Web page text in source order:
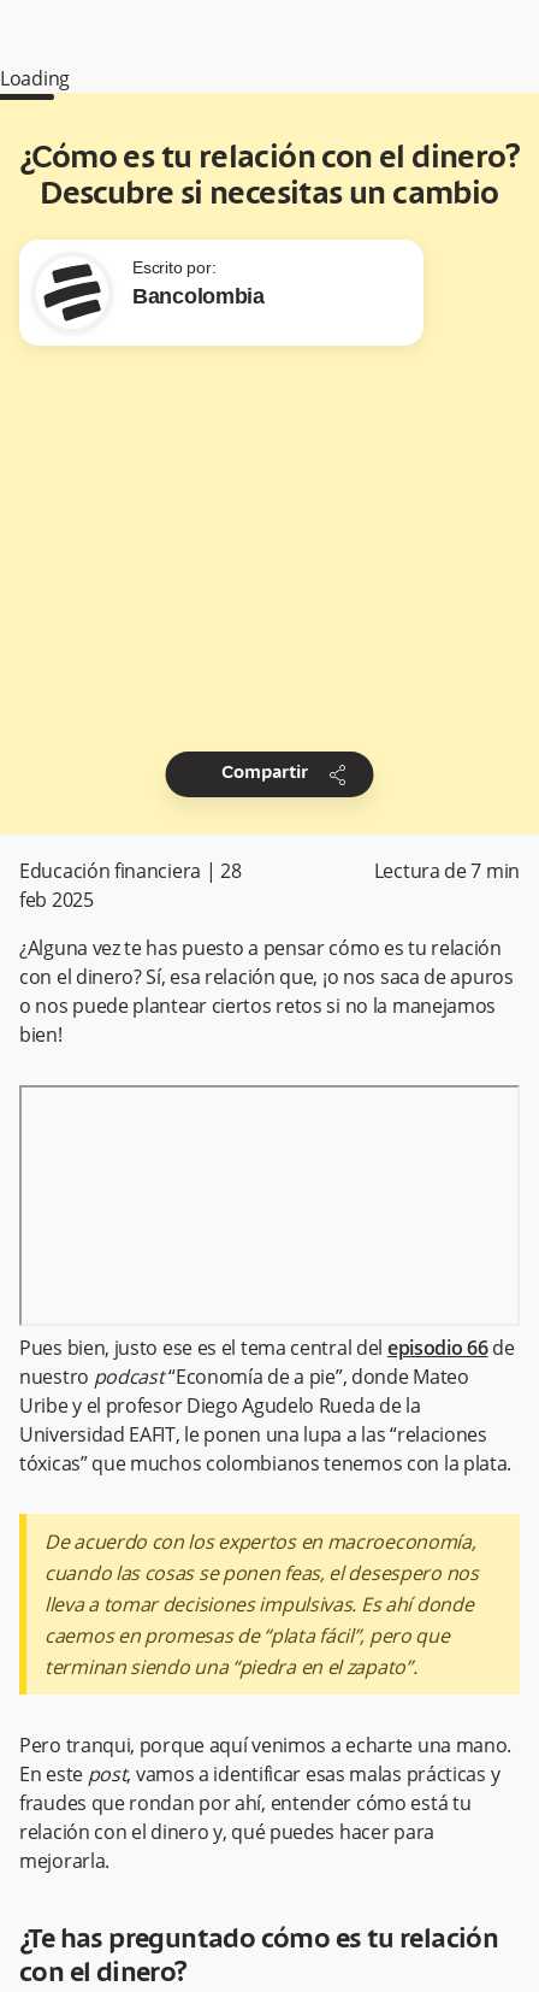
Loading
¿Cómo es tu relación con el dinero?
Descubre si necesitas un cambio
Escrito por:
Bancolombia
Compartir share
Educación financiera | 28
feb 2025
Lectura de7 min
¿Alguna vez te has puesto a pensar cómo es tu relación
con el dinero? Sí, esa relación que, ¡o nos saca de apuros
o nos puede plantear ciertos retos si no la manejamos
bien!
Pues bien, justo ese es el tema central del episodio 66de
nuestro podcast“Economía de a pie”, donde Mateo
Uribe y el profesor Diego Agudelo Rueda de la
Universidad EAFIT, le ponen una lupa a las “relaciones
tóxicas” que muchos colombianos tenemos con la plata.
De acuerdo con los expertos en macroeconomía,
cuando las cosas se ponen feas, el desespero nos
lleva a tomar decisiones impulsivas. Es ahí donde
caemos en promesas de “plata fácil”, pero que
terminan siendo una “piedra en el zapato”.
Pero tranqui, porque aquí venimos a echarte una mano.
En este post, vamos a identificar esas malas prácticas y
fraudes que rondan por ahí, entender cómo está tu
relación con el dinero y, qué puedes hacer para
mejorarla.
¿Te has preguntado cómo es tu relación
con el dinero?